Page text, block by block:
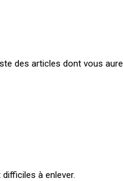
des articles dont vous
à enlever.